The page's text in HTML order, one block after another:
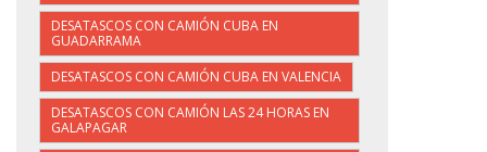
DESATASCOS CON CAMIÓN CUBA EN
GUADARRAMA
DESATASCOS CON CAMIÓN CUBA EN VALENCIA
DESATASCOS CON CAMIÓN LAS 24 HORAS EN
GALAPAGAR